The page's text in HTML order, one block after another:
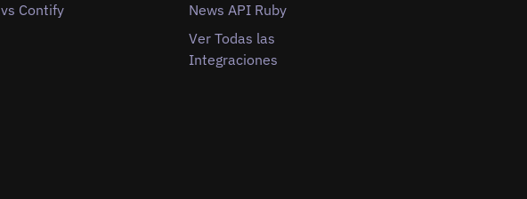
vs Contify
News API Ruby
Ver Todas las
Integraciones